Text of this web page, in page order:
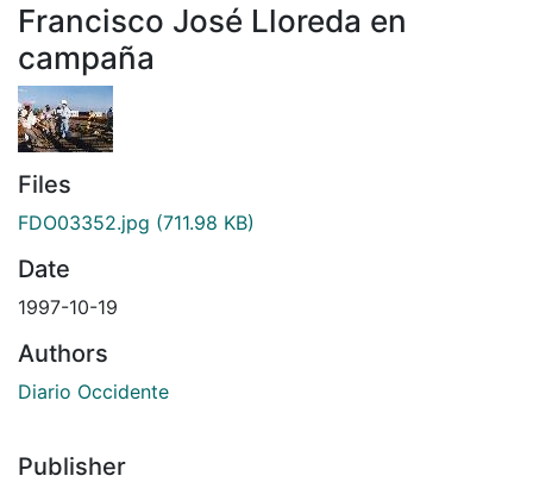
Francisco José Lloreda en
campaña
Files
FDO03352.jpg (711.98 KB)
Date
1997-10-19
Authors
Diario Occidente
Publisher